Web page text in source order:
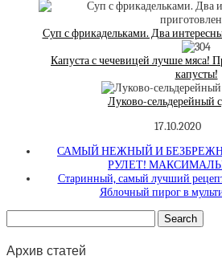
Суп с фрикадельками. Два
Капуста с чечевицей лучше мяса!
капусты!
Луково-сельдерейный
17.10.2020
САМЫЙ НЕЖНЫЙ И
РУЛЕТ!
Старинный, самый лучший
Яблочный пирог в
Архив статей